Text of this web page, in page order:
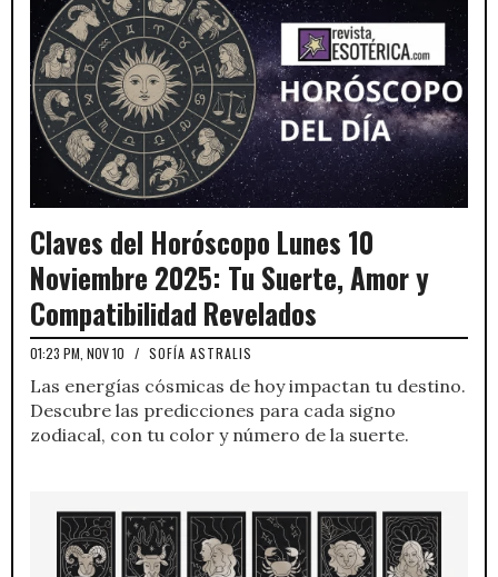
Claves del Horóscopo Lunes 10
Noviembre 2025: Tu Suerte, Amor y
Compatibilidad Revelados
01:23 PM, NOV 10 / SOFÍA ASTRALIS
Las energías cósmicas de hoy impactan tu destino.
Descubre las predicciones para cada signo
zodiacal, con tu color y número de la suerte.